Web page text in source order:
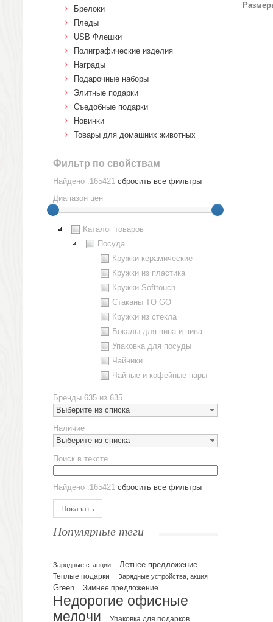
Брелоки
Пледы
USB Флешки
Полиграфические изделия
Награды
Подарочные наборы
Элитные подарки
Cъедобные подарки
Новинки
Товары для домашних животных
Фильтр по свойствам
Найдено :165421 сбросить все фильтры
Диапазон цен
Каталог товаров
Посуда
Кружки керамические
Кружки из пластика
Кружки Softtouch
Стаканы TO GO
Кружки из стекла
Бокалы для вина и пива
Упаковка для посуды
Чайники
Чайные и кофейные пары
Наборы посуды
Предметы сервировки
Стаканы
Эко кружки
ЕВРОПОСУДА
Аксессуары
Ежедневники и блокноты
Датированные ежедневники
Планинги и телефонные книжки
Планинги датированные
Планинги недатированные
Телефонные книжки
Бренды 635 из 635
Выберите из списка
Наличие
Выберите из списка
Поиск в тексте
Найдено :165421 сбросить все фильтры
Показать
Популярные теги
Зарядные станции Летнее предложение
Теплые подарки Зарядные устройства, акция
Green Зимнее предложение
Недорогие офисные
мелочи
Упаковка для подарков